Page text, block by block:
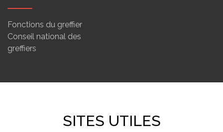
Fonctions du greffier
Conseil national des
greffiers
SITES UTILES